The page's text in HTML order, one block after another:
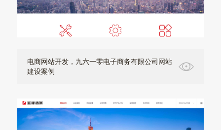
电商网站开发，九六一零电子商务有限公司网站
建设案例